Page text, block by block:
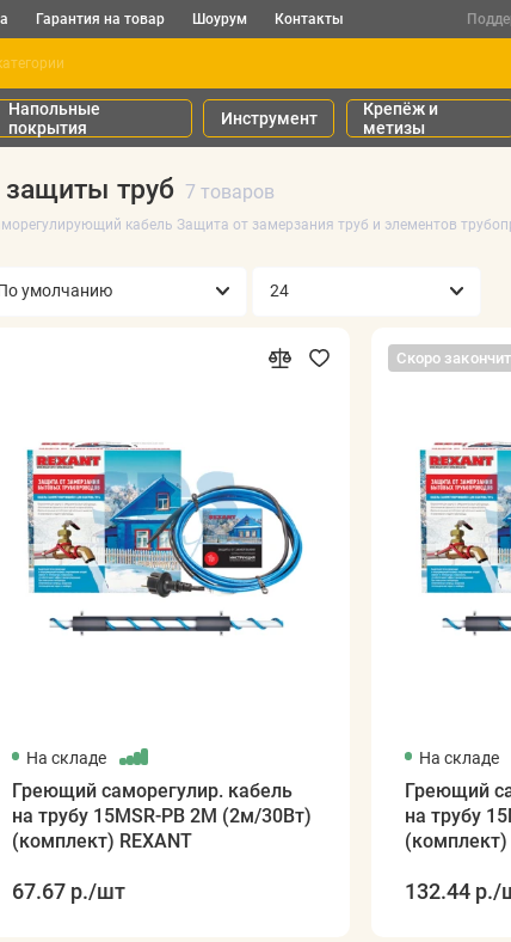
Гарантия на товар Шоурум Контакты
Напольные
покрытия
Инструмент
Крепёж и
метизы
труб 7 товаров
кабель Защита от замерзания труб и элементов
На складе
Греющий саморегулир. кабель
на трубу 15MSR-PB 2M (2м/30Вт)
(комплект) REXANT
67.67 р./шт
Скоро
На складе
Греющий
на трубу
(комплект)
132.44 р./